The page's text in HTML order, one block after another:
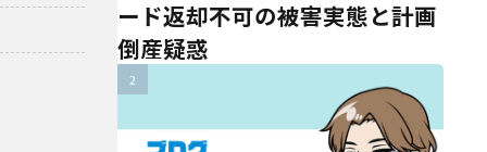
ード返却不可の被害実態と計画
倒産疑惑